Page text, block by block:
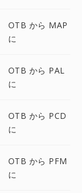
OTB から MAP
に
OTB から PAL
に
OTB から PCD
に
OTB から PFM
に